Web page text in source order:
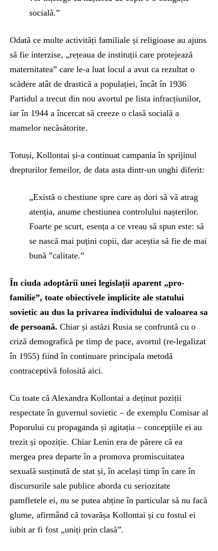
socială.”
Odată ce multe activități familiale și religioase au ajuns
să fie interzise, „rețeaua de instituții care protejează
maternitatea” care le-a luat locul a avut ca rezultat o
scădere atât de drastică a populației, încât în 1936
Partidul a trecut din nou avortul pe lista infracțiunilor,
iar în 1944 a încercat să creeze o clasă socială a
mamelor necăsătorite.
Totuși, Kollontai și-a continuat campania în sprijinul
drepturilor femeilor, de data asta dintr-un unghi diferit:
„Există o chestiune spre care aș dori să vă atrag
atenția, anume chestiunea controlului nașterilor.
Foarte pe scurt, esența a ce vreau să spun este: să
se nască mai puțini copii, dar aceștia să fie de mai
bună ”calitate.”
În ciuda adoptării unei legislații aparent „pro-
familie”, toate obiectivele implicite ale statului
sovietic au dus la privarea individului de valoarea sa
de persoană. Chiar și astăzi Rusia se confruntă cu o
criză demografică pe timp de pace, avortul (re-legalizat
în 1955) fiind în continuare principala metodă
contraceptivă folosită aici.
Cu toate că Alexandra Kollontai a deținut poziții
respectate în guvernul sovietic – de exemplu Comisar al
Poporului cu propaganda și agitația – concepțiile ei au
trezit și opoziție. Chiar Lenin era de părere că ea
mergea prea departe în a promova promiscuitatea
sexuală susținută de stat și, în același timp în care în
discursurile sale publice aborda cu seriozitate
pamfletele ei, nu se putea abține în particular să nu facă
glume, afirmând că tovarășa Kollontai și cu fostul ei
iubit ar fi fost „uniți prin clasă”.